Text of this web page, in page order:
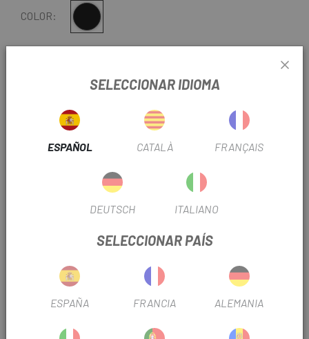
COLOR: Negro
+ AÑADIR AL CARRITO
Excepto últimas unidades o productos en liquidación.
Consultar tiempos de entrega estimados al elegir
método de envío.
Últimas unidades en stock
SELECCIONAR IDIOMA
ESPAÑOL CATALÀ FRANÇAIS
DEUTSCH ITALIANO
SELECCIONAR PAÍS
ESPAÑA FRANCIA ALEMANIA